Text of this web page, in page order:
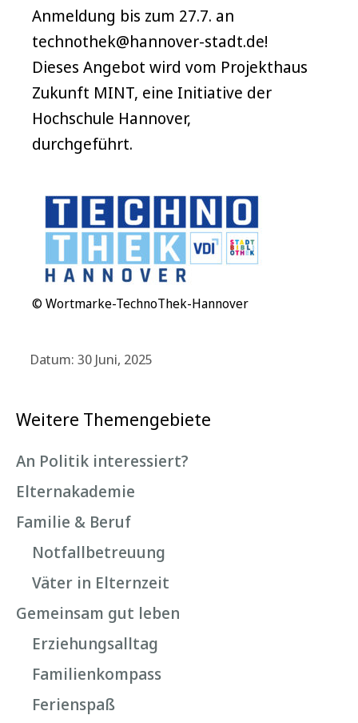
Anmeldung bis zum 27.7. an
technothek@hannover-stadt.de!
Dieses Angebot wird vom Projekthaus
Zukunft MINT, eine Initiative der
Hochschule Hannover,
durchgeführt.
© Wortmarke-TechnoThek-Hannover
Datum: 30 Juni, 2025
Weitere Themengebiete
An Politik interessiert?
Elternakademie
Familie & Beruf
Notfallbetreuung
Väter in Elternzeit
Gemeinsam gut leben
Erziehungsalltag
Familienkompass
Ferienspaß